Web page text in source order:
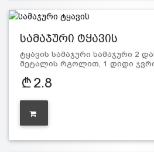
სამაჯური ტყავის
ტყავის სამაჯური სამაჯური 2
მეტალის რგოლით, 1 დიდი
2.8